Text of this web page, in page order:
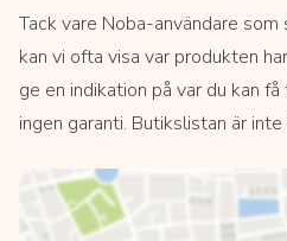
Tack vare Noba-användare
kan vi ofta visa var produkten
ge en indikation på var du kan
ingen garanti. Butikslistan är